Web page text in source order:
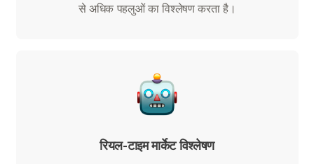
से अधिक पहलुओं का विश्लेषण करता है।
रियल-टाइम मार्केट विश्लेषण